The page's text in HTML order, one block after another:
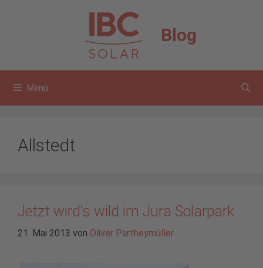
Blog
Menü
Allstedt
Jetzt wird’s wild im Jura Solarpark
21. Mai 2013 von Oliver Partheymüller